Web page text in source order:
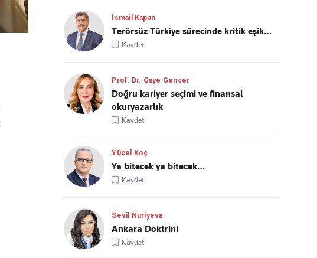
İsmail Kapan
Terörsüz Türkiye sürecinde kritik eşik…
Kaydet
Prof. Dr. Gaye Gencer
Doğru kariyer seçimi ve finansal
okuryazarlık
Kaydet
Yücel Koç
Ya bitecek ya bitecek…
Kaydet
Sevil Nuriyeva
Ankara Doktrini
Kaydet